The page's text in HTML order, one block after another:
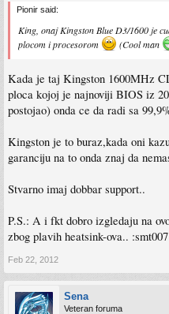
Pionir said:
King, onaj Kingston Blue D3/1600 je
plocom i procesorom
(Cool man
Kada je taj Kingston 1600MHz
ploca kojoj je najnoviji BIOS iz
postojao) onda ce da radi sa
Kingston je to buraz,kada oni
garanciju na to onda znaj da
Stvarno imaj dobbar support..
P.S.: A i fkt dobro izgledaju na
zbog plavih heatsink-ova..
Feb 22, 2012
Sena
Veteran foruma